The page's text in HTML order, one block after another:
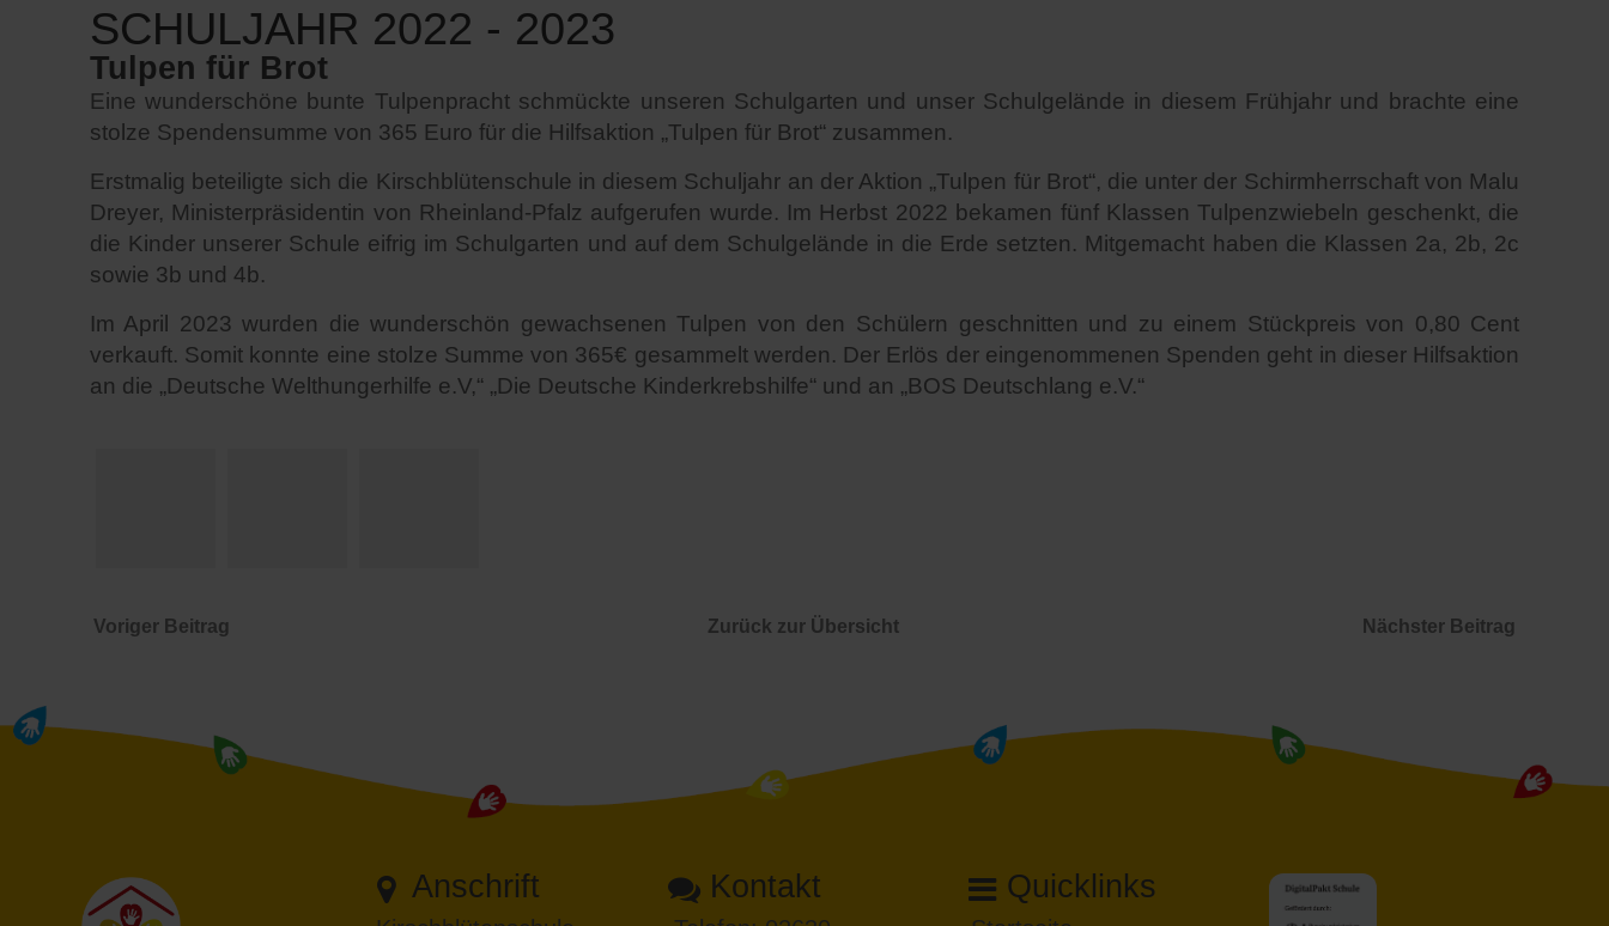
SCHULJAHR 2022 - 2023
Tulpen für Brot
Eine wunderschöne bunte Tulpenpracht schmückte unseren Schulgarten und unser Schulgelände in diesem Frühjahr und brachte eine
stolze Spendensumme von 365 Euro für die Hilfsaktion „Tulpen für Brot“ zusammen.
Erstmalig beteiligte sich die Kirschblütenschule in diesem Schuljahr an der Aktion „Tulpen für Brot“, die unter der Schirmherrschaft von Malu
Dreyer, Ministerpräsidentin von Rheinland-Pfalz aufgerufen wurde. Im Herbst 2022 bekamen fünf Klassen Tulpenzwiebeln geschenkt, die
die Kinder unserer Schule eifrig im Schulgarten und auf dem Schulgelände in die Erde setzten. Mitgemacht haben die Klassen 2a, 2b, 2c
sowie 3b und 4b.
Im April 2023 wurden die wunderschön gewachsenen Tulpen von den Schülern geschnitten und zu einem Stückpreis von 0,80 Cent
verkauft. Somit konnte eine stolze Summe von 365€ gesammelt werden. Der Erlös der eingenommenen Spenden geht in dieser Hilfsaktion
an die „Deutsche Welthungerhilfe e.V,“ „Die Deutsche Kinderkrebshilfe“ und an „BOS Deutschlang e.V.“
Voriger Beitrag Zurück zur Übersicht Nächster Beitrag
Anschrift Kontakt Quicklinks